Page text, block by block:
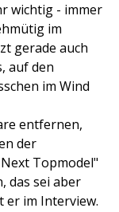
wichtig - immer
im
gerade auch
auf den
im Wind
entfernen,
der
Topmodel"
das sei aber
er im Interview.